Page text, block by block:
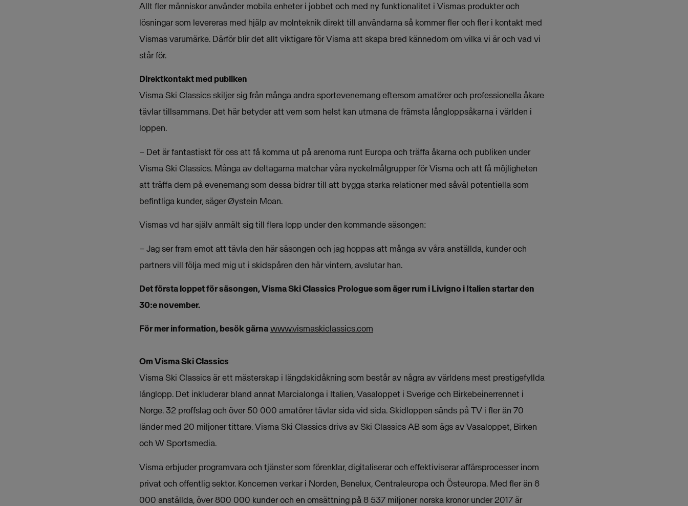
Allt fler människor använder mobila enheter i jobbet och med ny funktionalitet i Vismas produkter och
lösningar som levereras med hjälp av molnteknik direkt till användarna så kommer fler och fler i kontakt med
Vismas varumärke. Därför blir det allt viktigare för Visma att skapa bred kännedom om vilka vi är och vad vi
står för.
Direktkontakt med publiken
Visma Ski Classics skiljer sig från många andra sportevenemang eftersom amatörer och professionella åkare
tävlar tillsammans. Det här betyder att vem som helst kan utmana de främsta långloppsåkarna i världen i
loppen.
– Det är fantastiskt för oss att få komma ut på arenorna runt Europa och träffa åkarna och publiken under
Visma Ski Classics. Många av deltagarna matchar våra nyckelmålgrupper för Visma och att få möjligheten
att träffa dem på evenemang som dessa bidrar till att bygga starka relationer med såväl potentiella som
befintliga kunder, säger Øystein Moan.
Vismas vd har själv anmält sig till flera lopp under den kommande säsongen:
– Jag ser fram emot att tävla den här säsongen och jag hoppas att många av våra anställda, kunder och
partners vill följa med mig ut i skidspåren den här vintern, avslutar han.
Det första loppet för säsongen, Visma Ski Classics Prologue som äger rum i Livigno i Italien startar den
30:e november.
För mer information, besök gärnawww.vismaskiclassics.com
Om Visma Ski Classics
Visma Ski Classics är ett mästerskap i längdskidåkning som består av några av världens mest prestigefyllda
långlopp. Det inkluderar bland annat Marcialonga i Italien, Vasaloppet i Sverige och Birkebeinerrennet i
Norge. 32 proffslag och över 50 000 amatörer tävlar sida vid sida. Skidloppen sänds på TV i fler än 70
länder med 20 miljoner tittare. Visma Ski Classics drivs av Ski Classics AB som ägs av Vasaloppet, Birken
och W Sportsmedia.
Visma erbjuder programvara och tjänster som förenklar, digitaliserar och effektiviserar affärsprocesser inom
privat och offentlig sektor. Koncernen verkar i Norden, Benelux, Centraleuropa och Östeuropa. Med fler än 8
000 anställda, över 800 000 kunder och en omsättning på 8 537 miljoner norska kronor under 2017 är